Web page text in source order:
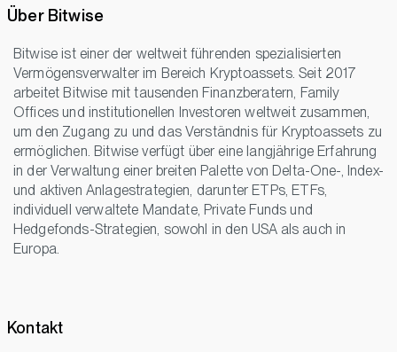
Über Bitwise
Bitwise ist einer der weltweit führenden spezialisierten
Vermögensverwalter im Bereich Kryptoassets. Seit 2017
arbeitet Bitwise mit tausenden Finanzberatern, Family
Offices und institutionellen Investoren weltweit zusammen,
um den Zugang zu und das Verständnis für Kryptoassets zu
ermöglichen. Bitwise verfügt über eine langjährige Erfahrung
in der Verwaltung einer breiten Palette von Delta-One-, Index-
und aktiven Anlagestrategien, darunter ETPs, ETFs,
individuell verwaltete Mandate, Private Funds und
Hedgefonds-Strategien, sowohl in den USA als auch in
Europa.
Kontakt